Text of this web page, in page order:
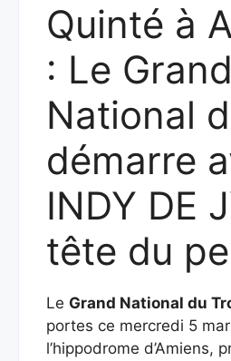
Quinté à
: Le Grand
National
démarre
INDY DE
tête du
Le Grand National du
portes ce mercredi 5
l’hippodrome d’Amiens,